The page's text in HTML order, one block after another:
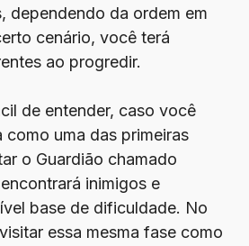
dependendo da ordem em
cenário, você terá
ao progredir.
de entender, caso você
como uma das primeiras
o Guardião chamado
inimigos e
base de dificuldade. No
essa mesma fase como